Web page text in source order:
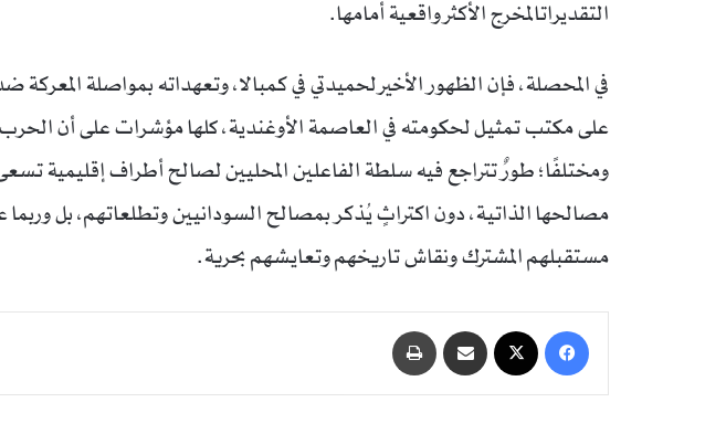
التقديراتالمخرج الأكثر واقعية أمامها.
في المحصلة، فإن الظهور الأخير لحميدتي في كمبالا، وتعهداته بمواصلة
على مكتب تمثيل لحكومته في العاصمة الأوغندية، كلها مؤشرات على أن
ومختلفًا؛ طورٌ تتراجع فيه سلطة الفاعلين المحليين لصالح أطراف إقليمية
مصالحها الذاتية، دون اكتراثٍ يُذكر بمصالح السودانيين وتطلعاتهم، بل
مستقبلهم المشترك ونقاش تاريخهم وتعايشهم بحرية.